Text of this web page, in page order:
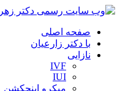
صفحه اصلی
با دکتر زارعیان
نازایی
IVF
IUI
میکرو اینجکشن